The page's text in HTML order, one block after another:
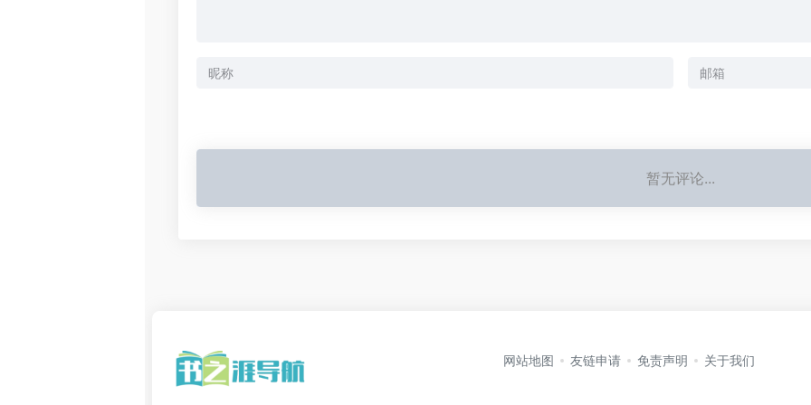
暂无评论...
网站地图 友链申请 免责声明 关于我们